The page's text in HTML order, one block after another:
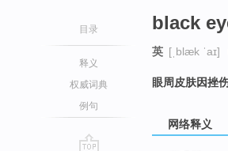
目录
释义
权威词典
例句
black
英 [ˌblæk ˈaɪ]
眼周皮肤因挫
网络释义